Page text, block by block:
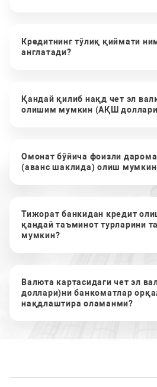
Кредитнинг тўлиқ қиймати
англатади?
Қандай қилиб нақд чет эл
олишим мумкин (АҚШ
Омонат бўйича фоизли
(аванс шаклида) олиш
Тижорат банкидан кредит
қандай таъминот турларини
мумкин?
Валюта картасидаги чет эл
доллари)ни банкоматлар
нақдлаштира оламанми?